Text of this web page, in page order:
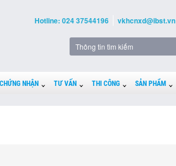
Hotline: 024 37544196 vkhcnxd@ibst.vn
NHẬN TƯ VẤN THI CÔNG SẢN PHẨM